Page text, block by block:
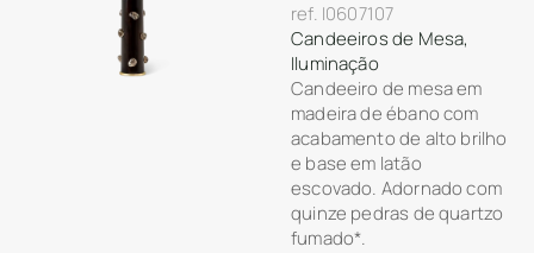
ref. I0607107
Candeeiros de Mesa,
Iluminação
Candeeiro de mesa em
madeira de ébano com
acabamento de alto brilho
e base em latão
escovado. Adornado com
quinze pedras de quartzo
fumado*.